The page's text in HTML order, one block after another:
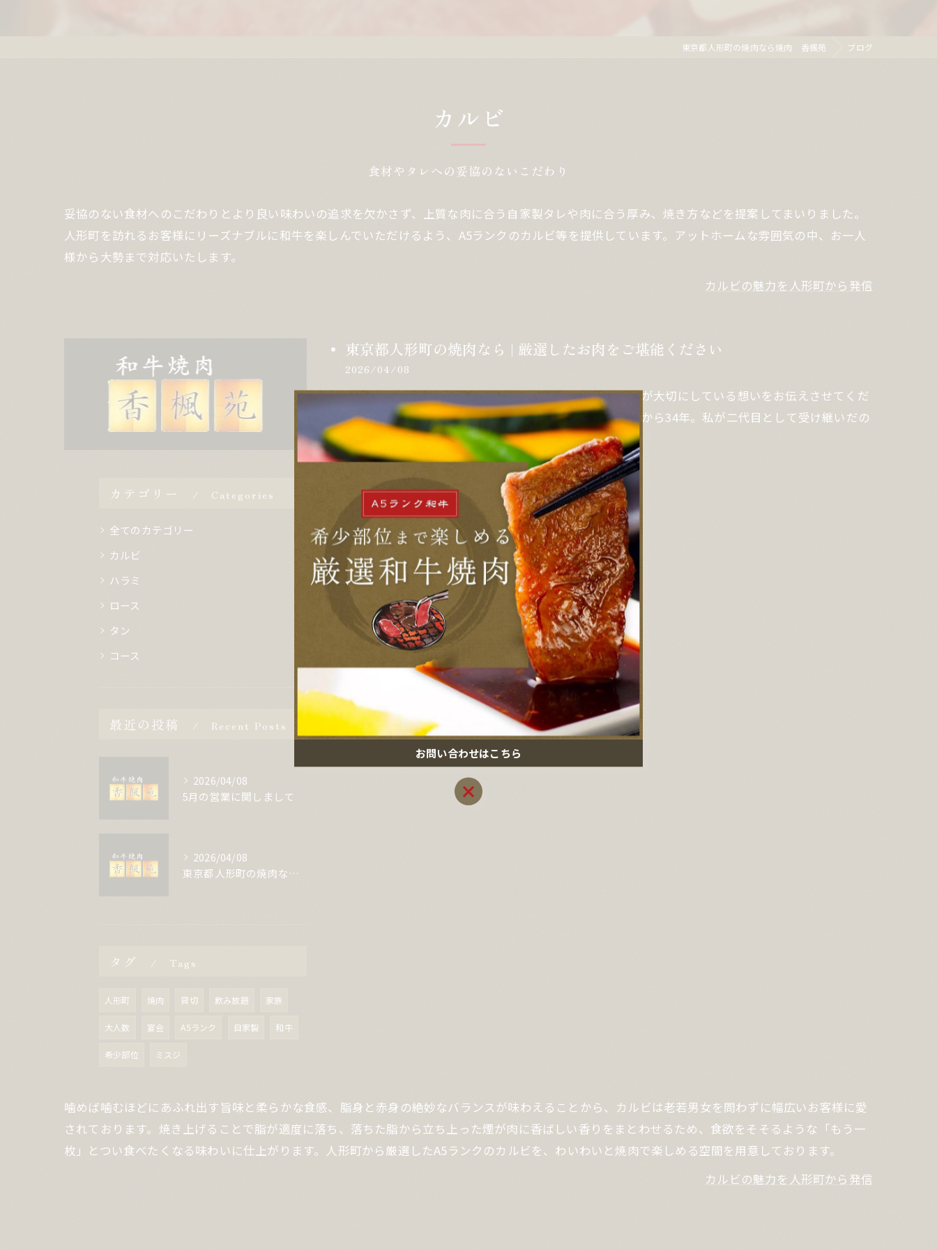
東京都人形町の焼肉なら焼肉 香楓苑 ブログ
カルビ
食材やタレへの妥協のないこだわり
妥協のない食材へのこだわりとより良い味わいの追求を欠かさず、上質な肉に合う自家製タレや肉に合う厚み、焼き方などを提案してまいりました。
人形町を訪れるお客様にリーズナブルに和牛を楽しんでいただけるよう、A5ランクのカルビ等を提供しています。アットホームな雰囲気の中、お一人
様から大勢まで対応いたします。
カルビの魅力を人形町から発信
東京都人形町の焼肉なら | 厳選したお肉をご堪能ください
2026/04/08
今回のホームページリニューアルにあたり、改めて私たちが大切にしている想いをお伝えさせてくだ
さい。人形町という歴史あるこの街で、両親が店を構えてから34年。私が二代目として受け継いだの
は、店と…
カテゴリー Categories
全てのカテゴリー
カルビ
ハラミ
ロース
タン
コース
最近の投稿 Recent Posts
2026/04/08
5月の営業に関しまして
2026/04/08
東京都人形町の焼肉なら | 厳選したお肉をご堪能ください
タグ Tags
人形町 焼肉 貸切 飲み放題 家族
大人数 宴会 A5ランク 自家製 和牛
希少部位 ミスジ
噛めば噛むほどにあふれ出す旨味と柔らかな食感、脂身と赤身の絶妙なバランスが味わえることから、カルビは老若男女を問わずに幅広いお客様に愛
されております。焼き上げることで脂が適度に落ち、落ちた脂から立ち上った煙が肉に香ばしい香りをまとわせるため、食欲をそそるような「もう一
枚」とつい食べたくなる味わいに仕上がります。人形町から厳選したA5ランクのカルビを、わいわいと焼肉で楽しめる空間を用意しております。
カルビの魅力を人形町から発信
お問い合わせはこちら
お問い合わせはこちら